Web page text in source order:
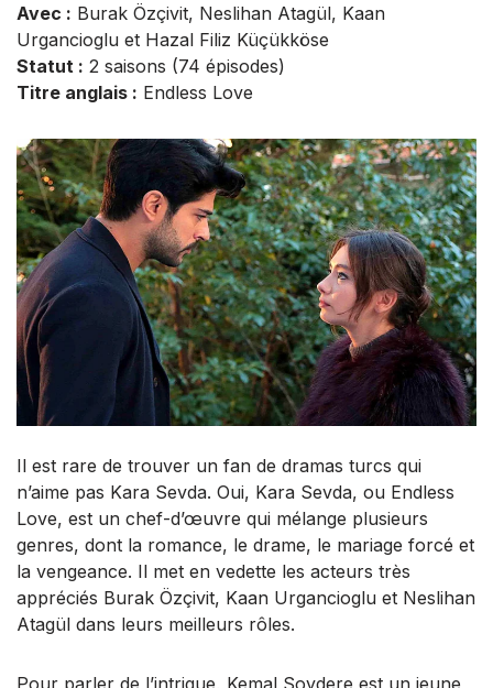
Avec : Burak Özçivit, Neslihan Atagül, Kaan
Urgancioglu et Hazal Filiz Küçükköse
Statut : 2 saisons (74 épisodes)
Titre anglais : Endless Love
Il est rare de trouver un fan de dramas turcs qui
n’aime pas Kara Sevda. Oui, Kara Sevda, ou Endless
Love, est un chef-d’œuvre qui mélange plusieurs
genres, dont la romance, le drame, le mariage forcé et
la vengeance. Il met en vedette les acteurs très
appréciés Burak Özçivit, Kaan Urgancioglu et Neslihan
Atagül dans leurs meilleurs rôles.
Pour parler de l’intrigue, Kemal Soydere est un jeune